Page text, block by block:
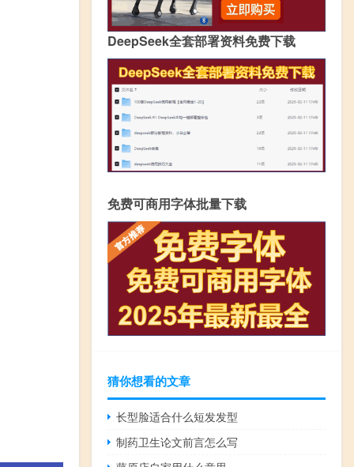
DeepSeek全套部署资料免费下载
免费可商用字体批量下载
猜你想看的文章
长型脸适合什么短发发型
制药卫生论文前言怎么写